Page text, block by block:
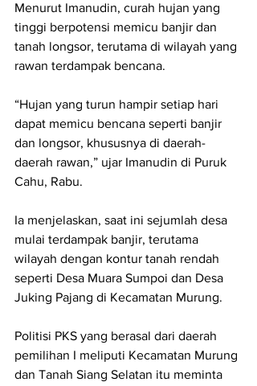
Menurut Imanudin, curah hujan yang
tinggi berpotensi memicu banjir dan
tanah longsor, terutama di wilayah yang
rawan terdampak bencana.
“Hujan yang turun hampir setiap hari
dapat memicu bencana seperti banjir
dan longsor, khususnya di daerah-
daerah rawan,” ujar Imanudin di Puruk
Cahu, Rabu.
Ia menjelaskan, saat ini sejumlah desa
mulai terdampak banjir, terutama
wilayah dengan kontur tanah rendah
seperti Desa Muara Sumpoi dan Desa
Juking Pajang di Kecamatan Murung.
Politisi PKS yang berasal dari daerah
pemilihan I meliputi Kecamatan Murung
dan Tanah Siang Selatan itu meminta